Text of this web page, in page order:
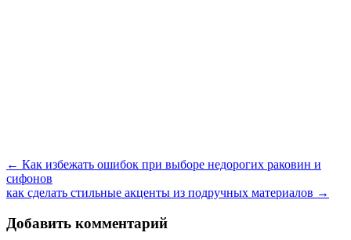
Навигация
по
записям
← Как избежать ошибок при выборе недорогих раковин и
сифонов
как сделать стильные акценты из подручных материалов →
Добавить комментарий